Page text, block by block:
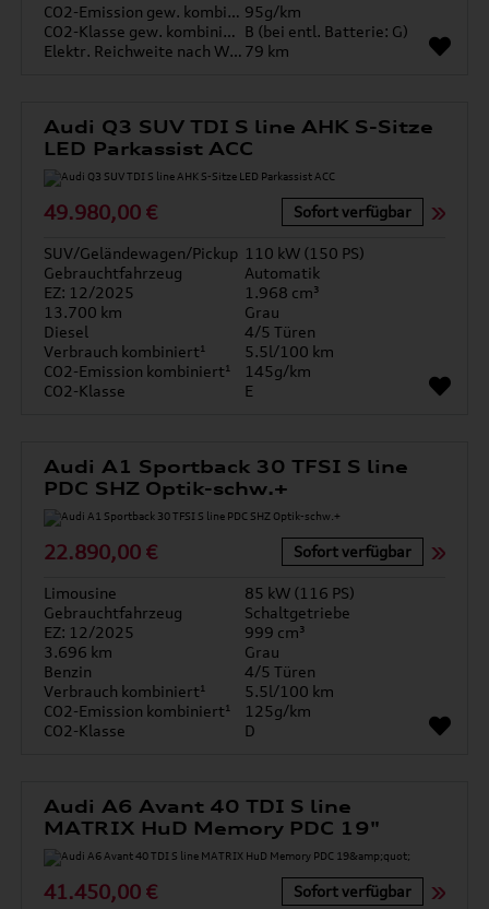
CO2-Emission gew. kombiniert 95g/km
CO2-Klasse gew. kombiniert B (bei entl. Batterie: G)
Elektr. Reichweite nach WLTP* 79 km
Audi Q3 SUV TDI S line AHK S-Sitze
LED Parkassist ACC
49.980,00 € Sofort verfügbar
SUV/Geländewagen/Pickup 110 kW (150 PS)
Gebrauchtfahrzeug
Automatik
EZ: 12/2025
1.968 cm³
13.700 km
Grau
Diesel
4/5 Türen
Verbrauch kombiniert¹
5.5l/100 km
CO2-Emission kombiniert¹
145g/km
CO2-Klasse
E
Audi A1 Sportback 30 TFSI S line
PDC SHZ Optik-schw.+
22.890,00 € Sofort verfügbar
Limousine
85 kW (116 PS)
Gebrauchtfahrzeug
Schaltgetriebe
EZ: 12/2025
999 cm³
3.696 km
Grau
Benzin
4/5 Türen
Verbrauch kombiniert¹
5.5l/100 km
CO2-Emission kombiniert¹
125g/km
CO2-Klasse
D
Audi A6 Avant 40 TDI S line
MATRIX HuD Memory PDC 19"
41.450,00 € Sofort verfügbar